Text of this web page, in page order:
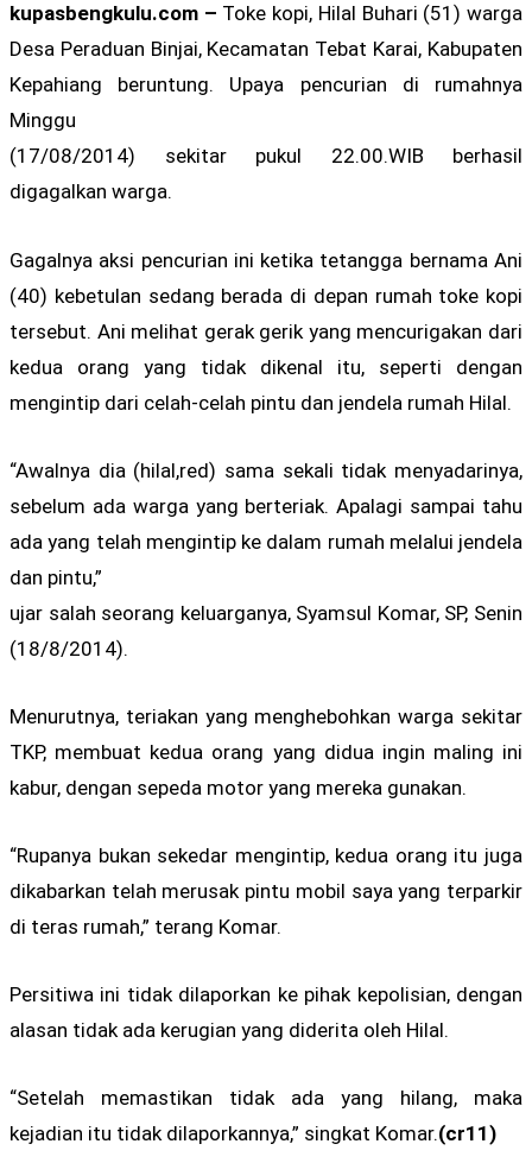
kupasbengkulu.com – Toke kopi, Hilal Buhari (51) warga
Desa Peraduan Binjai, Kecamatan Tebat Karai, Kabupaten
Kepahiang beruntung. Upaya pencurian di rumahnya
Minggu
(17/08/2014) sekitar pukul 22.00.WIB berhasil
digagalkan warga.
Gagalnya aksi pencurian ini ketika tetangga bernama Ani
(40) kebetulan sedang berada di depan rumah toke kopi
tersebut. Ani melihat gerak gerik yang mencurigakan dari
kedua orang yang tidak dikenal itu, seperti dengan
mengintip dari celah-celah pintu dan jendela rumah Hilal.
“Awalnya dia (hilal,red) sama sekali tidak menyadarinya,
sebelum ada warga yang berteriak. Apalagi sampai tahu
ada yang telah mengintip ke dalam rumah melalui jendela
dan pintu,”
ujar salah seorang keluarganya, Syamsul Komar, SP, Senin
(18/8/2014).
Menurutnya, teriakan yang menghebohkan warga sekitar
TKP, membuat kedua orang yang didua ingin maling ini
kabur, dengan sepeda motor yang mereka gunakan.
“Rupanya bukan sekedar mengintip, kedua orang itu juga
dikabarkan telah merusak pintu mobil saya yang terparkir
di teras rumah,” terang Komar.
Persitiwa ini tidak dilaporkan ke pihak kepolisian, dengan
alasan tidak ada kerugian yang diderita oleh Hilal.
“Setelah memastikan tidak ada yang hilang, maka
kejadian itu tidak dilaporkannya,” singkat Komar.(cr11)